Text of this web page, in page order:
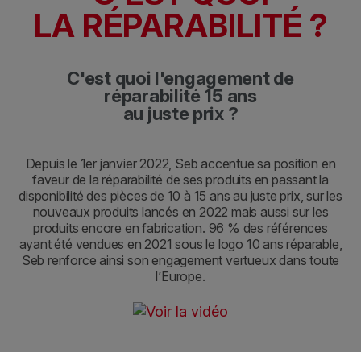
LA RÉPARABILITÉ ?
C'est quoi l'engagement de
réparabilité 15 ans
au juste prix ?
Depuis le 1er janvier 2022, Seb accentue sa position en
faveur de la réparabilité de ses produits en passant la
disponibilité des pièces de 10 à 15 ans au juste prix, sur les
nouveaux produits lancés en 2022 mais aussi sur les
produits encore en fabrication. 96 % des références
ayant été vendues en 2021 sous le logo 10 ans réparable,
Seb renforce ainsi son engagement vertueux dans toute
l’Europe.